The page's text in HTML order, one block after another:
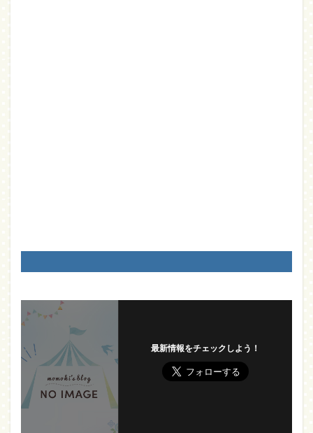
最新情報をチェックしよう！